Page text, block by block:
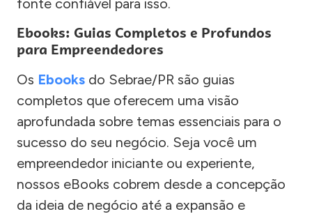
fonte confiável para isso.
Ebooks: Guias Completos e Profundos
para Empreendedores
Os Ebooks do Sebrae/PR são guias
completos que oferecem uma visão
aprofundada sobre temas essenciais para o
sucesso do seu negócio. Seja você um
empreendedor iniciante ou experiente,
nossos eBooks cobrem desde a concepção
da ideia de negócio até a expansão e